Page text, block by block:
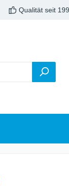
Qualität seit